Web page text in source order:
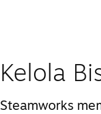
Kelola
Steamworks